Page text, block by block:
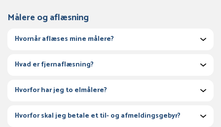
Målere og aflæsning
Hvornår aflæses mine målere?
Hvad er fjernaflæsning?
Hvorfor har jeg to elmålere?
Hvorfor skal jeg betale et til- og afmeldingsgebyr?